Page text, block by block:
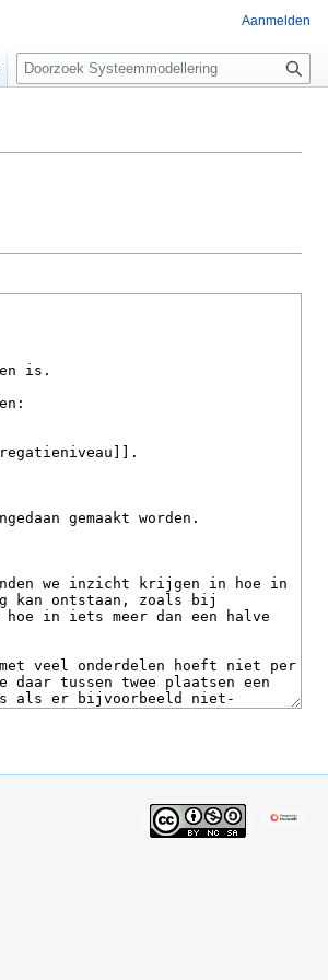
Aanmelden
Z
o
e